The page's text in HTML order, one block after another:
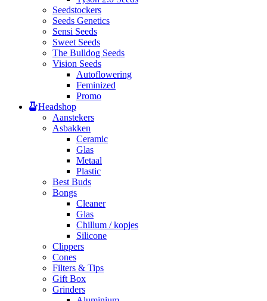
Seedstockers
Seeds Genetics
Sensi Seeds
Sweet Seeds
The Bulldog Seeds
Vision Seeds
Autoflowering
Feminized
Promo
Headshop
Aanstekers
Asbakken
Ceramic
Glas
Metaal
Plastic
Best Buds
Bongs
Cleaner
Glas
Chillum / kopjes
Silicone
Clippers
Cones
Filters & Tips
Gift Box
Grinders